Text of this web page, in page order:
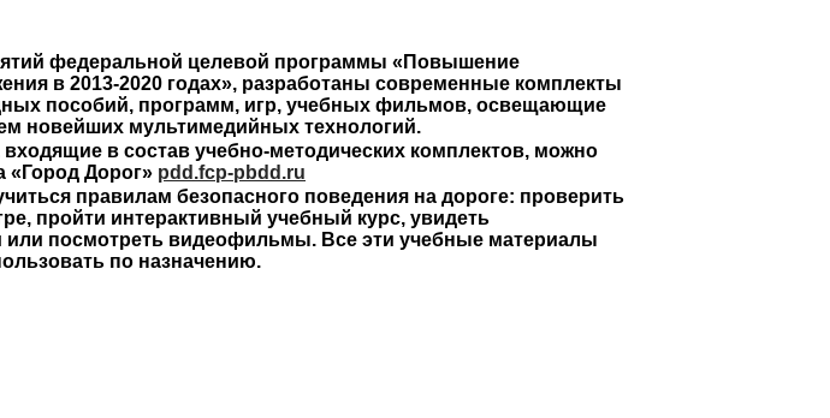
федеральной целевой программы «Повышение
в 2013-2020 годах», разработаны современные комплекты
пособий, программ, игр, учебных фильмов, освещающие
новейших мультимедийных технологий.
в состав учебно-методических комплектов, можно
«Город Дорог» pdd.fcp-pbdd.ru
правилам безопасного поведения на дороге: проверить
пройти интерактивный учебный курс, увидеть
или посмотреть видеофильмы. Все эти учебные материалы
по назначению.